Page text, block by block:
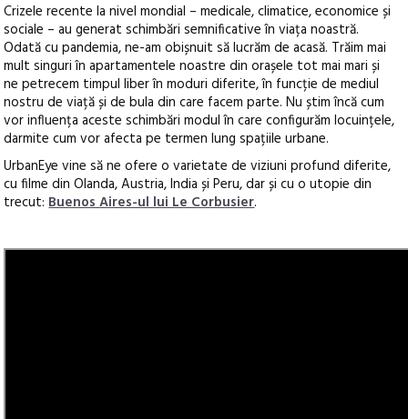
Crizele recente la nivel mondial – medicale, climatice, economice și
sociale – au generat schimbări semnificative în viața noastră.
Odată cu pandemia, ne-am obișnuit să lucrăm de acasă. Trăim mai
mult singuri în apartamentele noastre din orașele tot mai mari și
ne petrecem timpul liber în moduri diferite, în funcție de mediul
nostru de viață și de bula din care facem parte. Nu știm încă cum
vor influența aceste schimbări modul în care configurăm locuințele,
darmite cum vor afecta pe termen lung spațiile urbane.
UrbanEye vine să ne ofere o varietate de viziuni profund diferite,
cu filme din Olanda, Austria, India și Peru, dar și cu o utopie din
trecut:Buenos Aires-ul lui Le Corbusier.